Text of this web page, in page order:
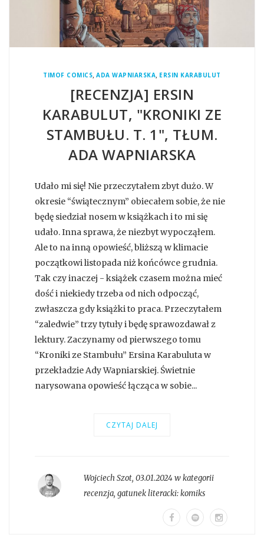
TIMOF COMICS,ADA WAPNIARSKA, ERSIN KARABULUT
[RECENZJA] ERSIN
KARABULUT, "KRONIKI ZE
STAMBUŁU. T. 1", TŁUM.
ADA WAPNIARSKA
Udało mi się! Nie przeczytałem zbyt dużo. W
okresie “świątecznym” obiecałem sobie, że nie
będę siedział nosem w książkach i to mi się
udało. Inna sprawa, że niezbyt wypocząłem.
Ale to na inną opowieść, bliższą w klimacie
początkowi listopada niż końcówce grudnia.
Tak czy inaczej - książek czasem można mieć
dość i niekiedy trzeba od nich odpocząć,
zwłaszcza gdy książki to praca. Przeczytałem
“zaledwie” trzy tytuły i będę sprawozdawał z
lektury. Zaczynamy od pierwszego tomu
“Kroniki ze Stambułu” Ersina Karabuluta w
przekładzie Ady Wapniarskiej. Świetnie
narysowana opowieść łącząca w sobie...
CZYTAJ DALEJ
Wojciech Szot, 03.01.2024 w kategorii
recenzja, gatunek literacki:komiks